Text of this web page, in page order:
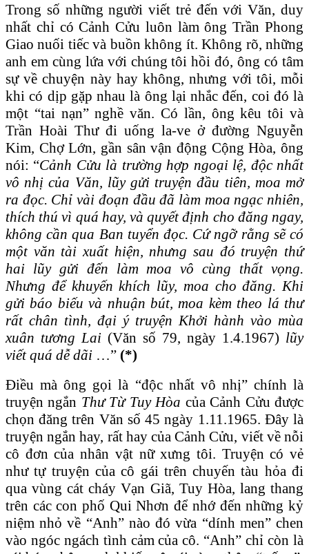
Trong số những người viết trẻ đến với Văn, duy
nhất chỉ có Cảnh Cửu luôn làm ông Trần Phong
Giao nuối tiếc và buồn không ít. Không rõ, những
anh em cùng lứa với chúng tôi hồi đó, ông có tâm
sự về chuyện này hay không, nhưng với tôi, mỗi
khi có dịp gặp nhau là ông lại nhắc đến, coi đó là
một “tai nạn” nghề văn. Có lần, ông kêu tôi và
Trần Hoài Thư đi uống la-ve ở đường Nguyễn
Kim, Chợ Lớn, gần sân vận động Cộng Hòa, ông
nói: “Cảnh Cửu là trường hợp ngoại lệ, độc nhất
vô nhị của Văn, lũy gửi truyện đầu tiên, moa mở
ra đọc. Chỉ vài đoạn đầu đã làm moa ngạc nhiên,
thích thú vì quá hay, và quyết định cho đăng ngay,
không cần qua Ban tuyển đọc. Cứ ngỡ rằng sẽ có
một văn tài xuất hiện, nhưng sau đó truyện thứ
hai lũy gửi đến làm moa vô cùng thất vọng.
Nhưng để khuyến khích lũy, moa cho đăng. Khi
gửi báo biếu và nhuận bút, moa kèm theo lá thư
rất chân tình, đại ý truyện Khởi hành vào mùa
xuân tương Lai (Văn số 79, ngày 1.4.1967) lũy
viết quá dễ dãi …” (*)
Điều mà ông gọi là “độc nhất vô nhị” chính là
truyện ngắn Thư Từ Tuy Hòa của Cảnh Cửu được
chọn đăng trên Văn số 45 ngày 1.11.1965. Đây là
truyện ngắn hay, rất hay của Cảnh Cửu, viết về nỗi
cô đơn của nhân vật nữ xưng tôi. Truyện có vẻ
như tự truyện của cô gái trên chuyến tàu hỏa đi
qua vùng cát cháy Vạn Giã, Tuy Hòa, lang thang
trên các con phố Qui Nhơn để nhớ đến những kỷ
niệm nhỏ về “Anh” nào đó vừa “dính men” chen
vào ngóc ngách tình cảm của cô. “Anh” chỉ còn là